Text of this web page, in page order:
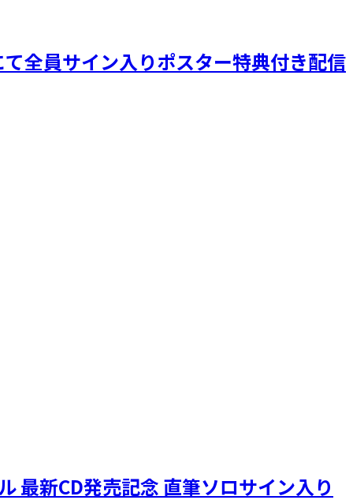
全員サイン入りポスター特典付き配信
最新CD発売記念 直筆ソロサイン入り